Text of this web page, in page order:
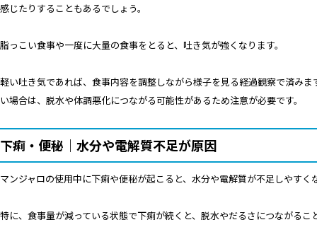
感じたりすることもあるでしょう。
脂っこい食事や一度に大量の食事をとると、吐き気が強くなります。
軽い吐き気であれば、食事内容を調整しながら様子を見る経過観察で済み
い場合は、脱水や体調悪化につながる可能性があるため注意が必要です。
下痢・便秘｜水分や電解質不足が原因
マンジャロの使用中に下痢や便秘が起こると、水分や電解質が不足しやすく
特に、食事量が減っている状態で下痢が続くと、脱水やだるさにつながるこ